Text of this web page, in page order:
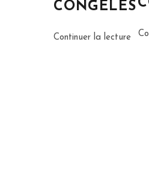
CONGELÉS
Continuer la lecture